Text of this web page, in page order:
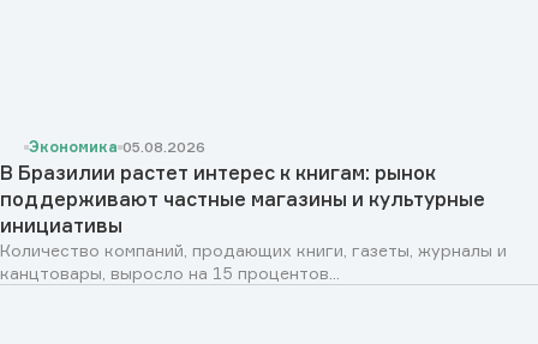
Экономика 05.08.2026
В Бразилии растет интерес к книгам: рынок
поддерживают частные магазины и культурные
инициативы
Количество компаний, продающих книги, газеты, журналы и
канцтовары, выросло на 15 процентов...